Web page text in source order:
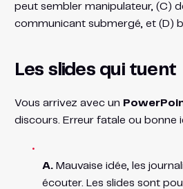
peut sembler manipulateur, (C)
communicant submergé, et (D)
Les slides qui tuent
Vous arrivez avec un
discours. Erreur fatale ou bonne
A.Mauvaise idée, les
écouter. Les slides sont